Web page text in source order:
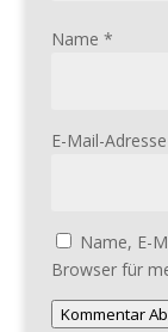
Name *
E-Mail-Adresse
Name, E-
Browser für
Kommentar